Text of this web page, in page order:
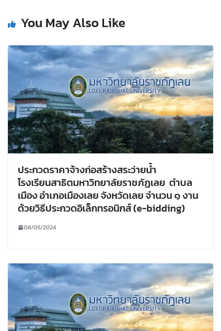
You May Also Like
ประกวดราคาจ้างก่อสร้างสระว่ายน้ำ
โรงเรียนสาธิตมหาวิทยาลัยราชภัฏเลย ตำบล
เมือง อำเภอเมืองเลย จังหวัดเลย จำนวน ๑ งาน
ด้วยวิธีประกวดอิเล็กทรอนิกส์ (e-bidding)
08/05/2024